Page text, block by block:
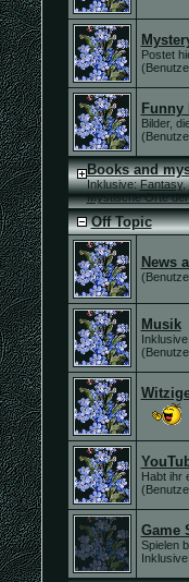
Postet
Funny
Bilder,
Books and
Inklusive:Fantasy,
Mystische Orte
Off Topic
News
Musik
Inklusive:
Habt ihr
Game
Spielen
Inklusive: